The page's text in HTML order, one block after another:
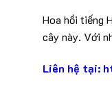
Hoa hồi tiếng
cây này. Với
Liên hệ tại: